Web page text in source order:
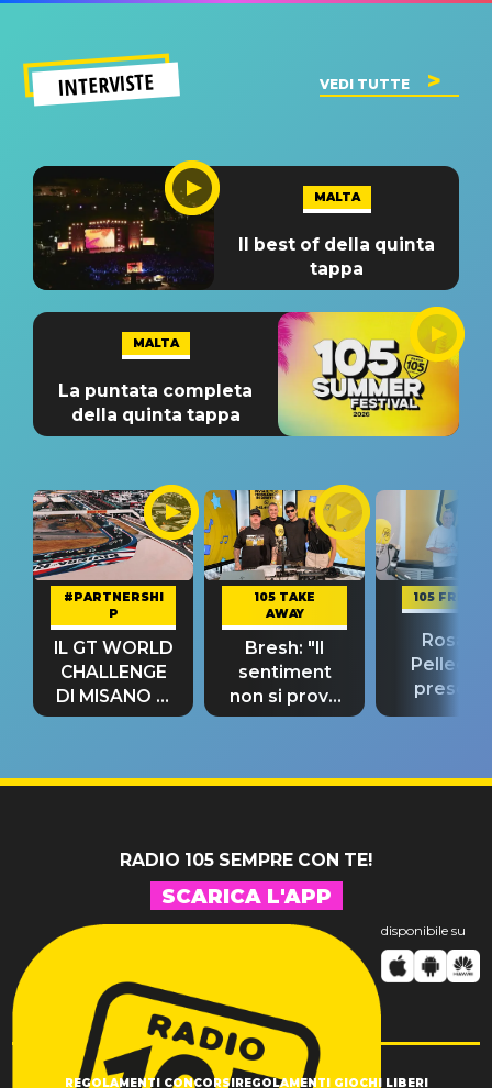
INTERVISTE VEDI TUTTE
MALTA
Il best of della quinta
tappa
MALTA
La puntata completa
della quinta tappa
#PARTNERSHI
P
IL GT WORLD
CHALLENGE
DI MISANO si
riconferma
105 TAKE
AWAY
Bresh: "Il
sentiment
non si prova
fino alla notte
105
Rosario
“Così
RADIO 105 SEMPRE CON TE!
SCARICA L'APP
disponibile su
REGOLAMENTI CONCORSIREGOLAMENTI GIOCHI LIBERI